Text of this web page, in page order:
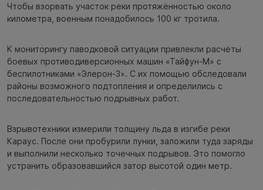
Чтобы взорвать участок реки протяжённостью около
километра, военным понадобилось 100 кг тротила.
К мониторингу паводковой ситуации привлекли расчёты
боевых противодиверсионных машин «Тайфун-М» с
беспилотниками «Элерон-3». С их помощью обследовали
районы возможного подтопления и определились с
последовательностью подрывных работ.
Взрывотехники измерили толщину льда в изгибе реки
Караус. После они пробурили лунки, заложили туда заряды
и выполнили несколько точечных подрывов. Это помогло
устранить образовавшийся затор высотой один метр.